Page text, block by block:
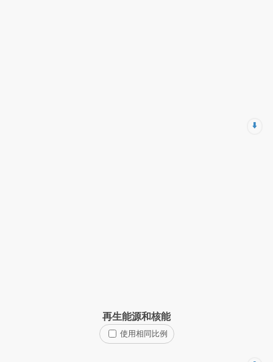
⬇️
再生能源和核能
使用相同比例